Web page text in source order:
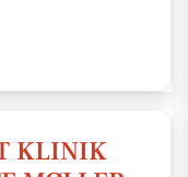
KLINIK